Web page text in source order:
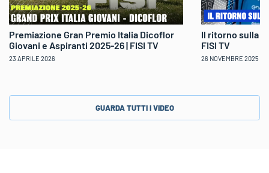
Premiazione Gran Premio Italia Dicoflor
Giovani e Aspiranti 2025-26 | FISI TV
23 APRILE 2026
Il ritorno sulla
FISI TV
26 NOVEMBRE 2025
GUARDA TUTTI I VIDEO